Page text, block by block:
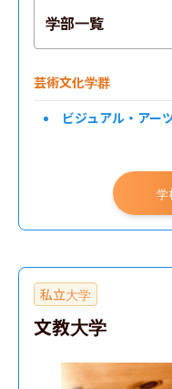
学部一覧
芸術文化学群
ビジュアル・アー
学
私立大学
文教大学